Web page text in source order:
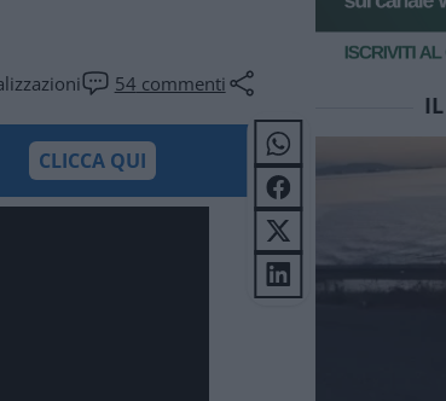
54 commenti
CLICCA QUI